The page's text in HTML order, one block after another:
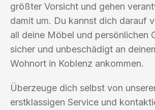
größter Vorsicht und gehen
damit um. Du kannst dich darauf
all deine Möbel und persönlichen
sicher und unbeschädigt an
Wohnort in Koblenz ankommen.
Überzeuge dich selbst von
erstklassigen Service und